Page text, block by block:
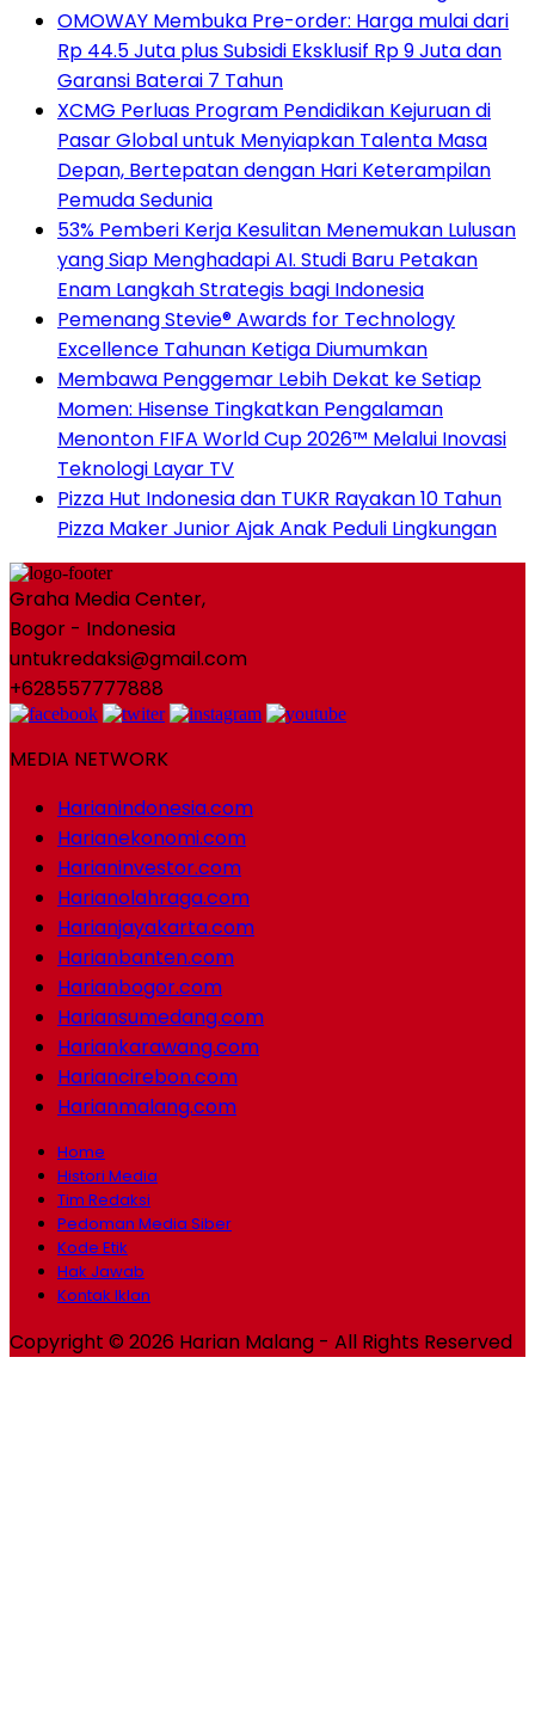
OMOWAY Membuka Pre-order: Harga mulai dari
Rp 44.5 Juta plus Subsidi Eksklusif Rp 9 Juta dan
Garansi Baterai 7 Tahun
XCMG Perluas Program Pendidikan Kejuruan di
Pasar Global untuk Menyiapkan Talenta Masa
Depan, Bertepatan dengan Hari Keterampilan
Pemuda Sedunia
53% Pemberi Kerja Kesulitan Menemukan Lulusan
yang Siap Menghadapi AI. Studi Baru Petakan
Enam Langkah Strategis bagi Indonesia
Pemenang Stevie® Awards for Technology
Excellence Tahunan Ketiga Diumumkan
Membawa Penggemar Lebih Dekat ke Setiap
Momen: Hisense Tingkatkan Pengalaman
Menonton FIFA World Cup 2026™ Melalui Inovasi
Teknologi Layar TV
Pizza Hut Indonesia dan TUKR Rayakan 10 Tahun
Pizza Maker Junior Ajak Anak Peduli Lingkungan
Graha Media Center,
Bogor - Indonesia
untukredaksi@gmail.com
+628557777888
MEDIA NETWORK
Harianindonesia.com
Harianekonomi.com
Harianinvestor.com
Harianolahraga.com
Harianjayakarta.com
Harianbanten.com
Harianbogor.com
Hariansumedang.com
Hariankarawang.com
Hariancirebon.com
Harianmalang.com
Home
Histori Media
Tim Redaksi
Pedoman Media Siber
Kode Etik
Hak Jawab
Kontak Iklan
Copyright © 2026 Harian Malang - All Rights Reserved